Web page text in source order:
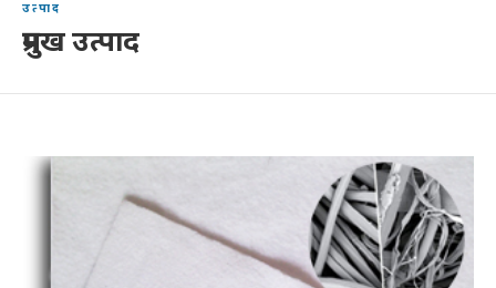
उत्पाद
प्रमुख उत्पाद